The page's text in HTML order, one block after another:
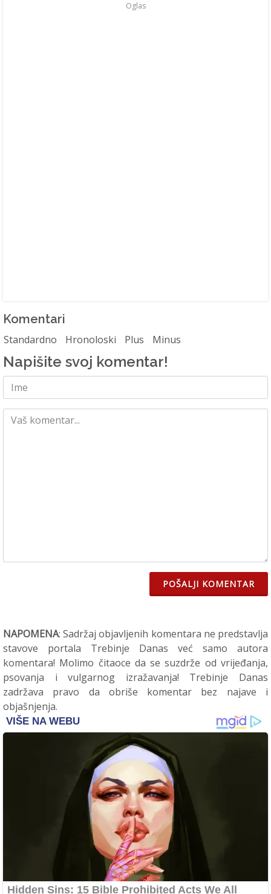
Oglas
Komentari
Standardno Hronoloski Plus Minus
Napišite svoj komentar!
POŠALJI KOMENTAR
NAPOMENA: Sadržaj objavljenih komentara ne predstavlja
stavove portala Trebinje Danas već samo autora
komentara! Molimo čitaoce da se suzdrže od vrijeđanja,
psovanja i vulgarnog izražavanja! Trebinje Danas
zadržava pravo da obriše komentar bez najave i
objašnjenja.